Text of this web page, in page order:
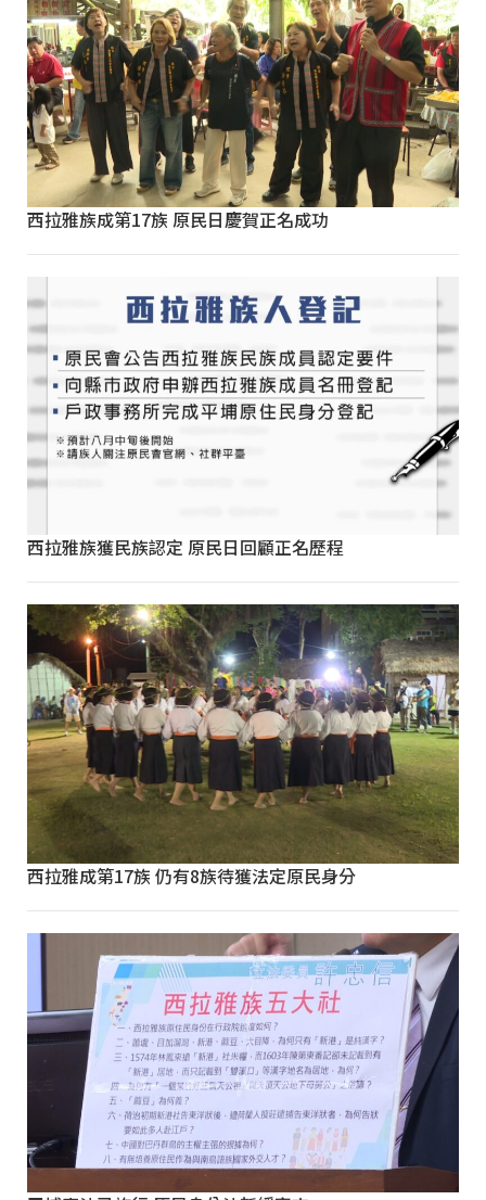
西拉雅族成第17族 原民日慶賀正名成功
西拉雅族獲民族認定 原民日回顧正名歷程
西拉雅成第17族 仍有8族待獲法定原民身分